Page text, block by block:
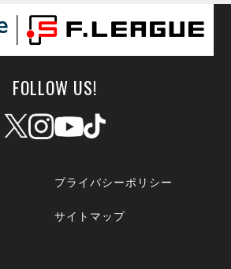
FOLLOW US!
プライバシーポリシー
サイトマップ